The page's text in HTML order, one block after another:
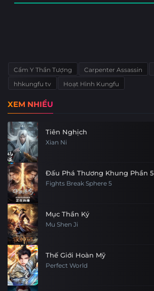
Cẩm Y Thần Tượng Carpenter Assassin
hhkungfu tv
Hoạt Hình Kungfu
XEM NHIỀU
Tiên Nghịch
Xian Ni
Đấu Phá Thương Khung Phần 5
Fights Break Sphere 5
Mục Thần Ký
Mu Shen Ji
Thế Giới Hoàn Mỹ
Perfect World